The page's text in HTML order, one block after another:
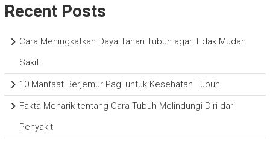
Recent Posts
Cara Meningkatkan Daya Tahan Tubuh agar Tidak Mudah
Sakit
10 Manfaat Berjemur Pagi untuk Kesehatan Tubuh
Fakta Menarik tentang Cara Tubuh Melindungi Diri dari
Penyakit